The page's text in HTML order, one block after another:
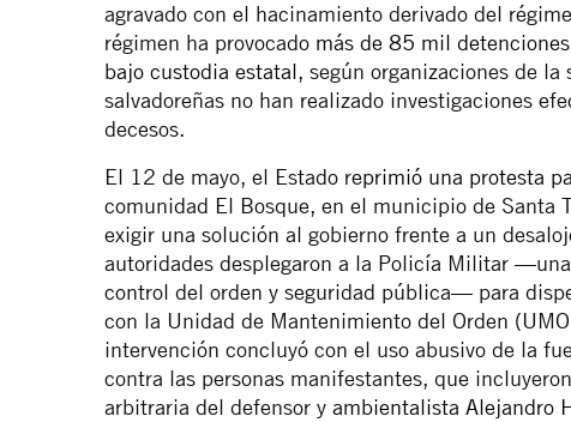
agravado con el hacinamiento derivado del
régimen ha provocado más de 85 mil
bajo custodia estatal, según organizaciones de
salvadoreñas no han realizado investigaciones
decesos.
El 12 de mayo, el Estado reprimió una protesta
comunidad El Bosque, en el municipio de Santa
exigir una solución al gobierno frente a un
autoridades desplegaron a la Policía Militar
control del orden y seguridad pública— para
con la Unidad de Mantenimiento del Orden
intervención concluyó con el uso abusivo de la
contra las personas manifestantes, que
arbitraria del defensor y ambientalista Alejandro